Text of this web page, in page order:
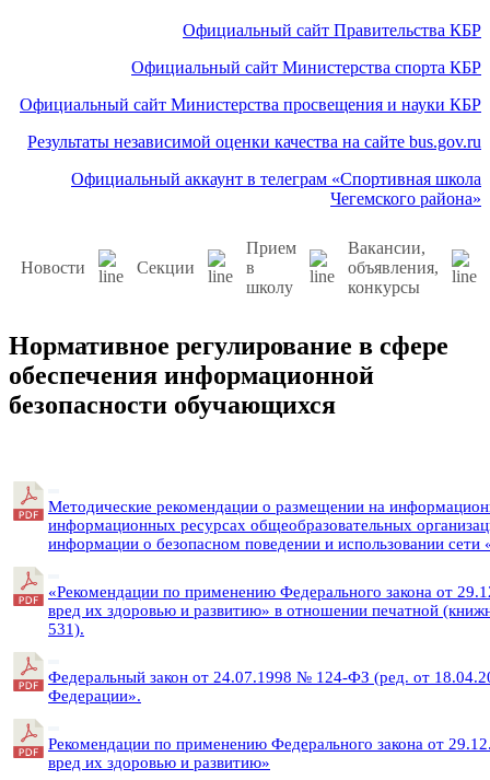
Официальный сайт Правительства КБР
Официальный сайт Министерства спорта КБР
Официальный сайт Министерства просвещения и науки КБР
Результаты независимой оценки качества на сайте bus.gov.ru
Официальный аккаунт в телеграм «Спортивная школа
Чегемского района»
Новости Секции
Прием
в
школу
Вакансии,
объявления,
конкурсы
Нормативное регулирование в сфере
обеспечения информационной
безопасности обучающихся
Методические рекомендации о размещении на
информационных ресурсах общеобразовательных
информации о безопасном поведении и использовании сети
«Рекомендации по применению Федерального закона от
вред их здоровью и развитию» в отношении печатной
531).
Федеральный закон от 24.07.1998 № 124-ФЗ (ред. от
Федерации».
Рекомендации по применению Федерального закона от
вред их здоровью и развитию»